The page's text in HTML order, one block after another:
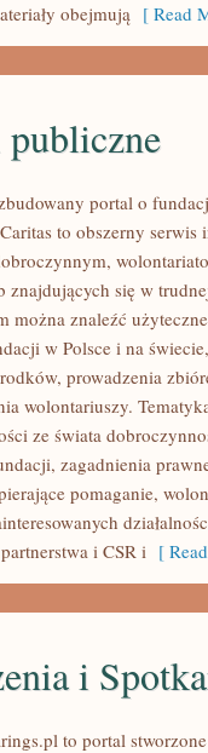
obejmują [ Read
portal o
to obszerny
znajdujących się w
można znaleźć
w Polsce i na
prowadzenia
wolontariuszy.
ze świata
zagadnienia
pomaganie,
i CSR i [
i
to portal